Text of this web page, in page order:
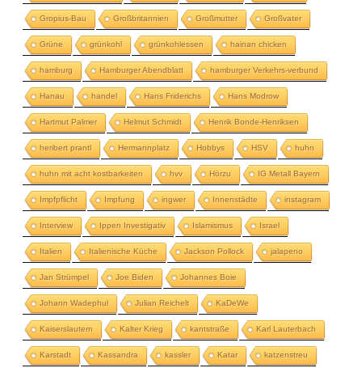
Gropius-Bau Großbritannien Großmutter Großvater
Grüne grünkohl grünkohlessen hainan chicken
hamburg Hamburger Abendblatt hamburger Verkehrs-verbund
Hanau handel Hans Friderichs Hans Modrow
Hartmut Palmer Helmut Schmidt Henrik Bonde-Henriksen
heribert prantl Hermannplatz Hobbys HSV huhn
huhn mit acht kostbarkeiten hvv Hörzu IG Metall Bayern
Impfpflicht Impfung ingwer Innenstädte instagram
Interview Ippen Investigativ Islamismus Israel
Italien Italienische Küche Jackson Pollock jalapeno
Jan Strümpel Joe Biden Johannes Boie
Johann Wadephul Julian Reichelt KaDeWe
Kaiserslautern Kalter Krieg kantstraße Karl Lauterbach
Karstadt Kassandra kassler Katar katzenstreu